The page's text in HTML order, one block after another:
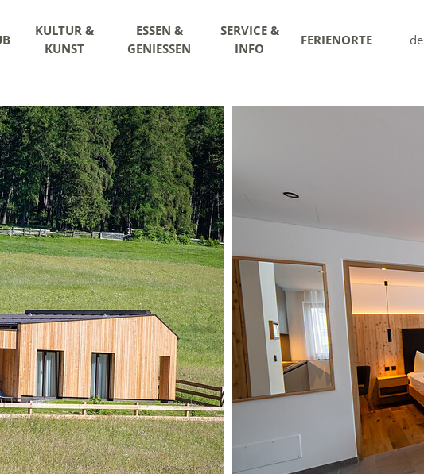
KULTUR &
KUNST
ESSEN &
GENIESSEN
SERVICE &
INFO
FERIENORTE de